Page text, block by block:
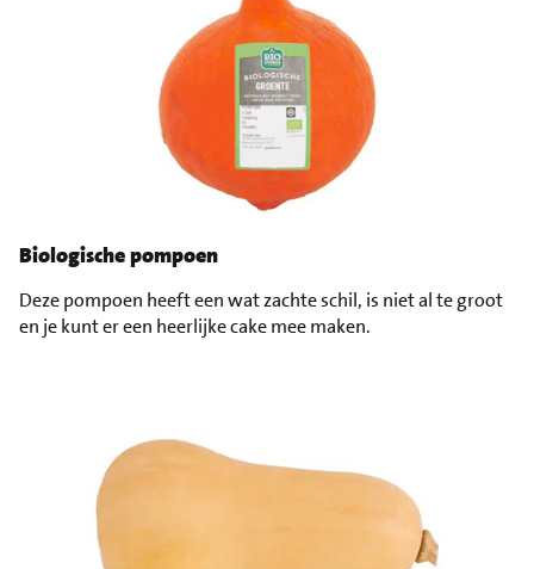
Biologische pompoen
Deze pompoen heeft een wat zachte schil, is niet al te groot
en je kunt er een heerlijke cake mee maken.